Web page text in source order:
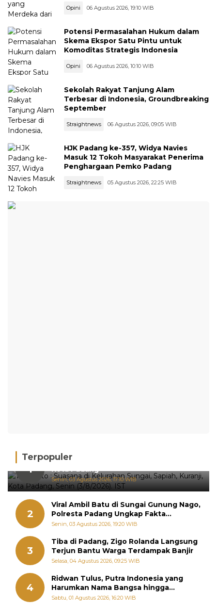
Opini 06 Agustus 2026, 19:10 WIB
Potensi Permasalahan Hukum dalam
Skema Ekspor Satu Pintu untuk
Komoditas Strategis Indonesia
Opini 06 Agustus 2026, 10:10 WIB
Sekolah Rakyat Tanjung Alam
Terbesar di Indonesia, Groundbreaking
September
Straightnews 06 Agustus 2026, 09:05 WIB
HJK Padang ke-357, Widya Navies
Masuk 12 Tokoh Masyarakat Penerima
Penghargaan Pemko Padang
Straightnews 05 Agustus 2026, 22:25 WIB
Terpopuler
1
Hujan Deras, 15 Titik Banjir Terdeteksi di
Kota Padang
Senin, 03 Agustus 2026, 17:10 WIB
2
Viral Ambil Batu di Sungai Gunung Nago,
Polresta Padang Ungkap Fakta
Sebenarnya
Senin, 03 Agustus 2026, 19:20 WIB
3
Tiba di Padang, Zigo Rolanda Langsung
Terjun Bantu Warga Terdampak Banjir
Selasa, 04 Agustus 2026, 09:25 WIB
4
Ridwan Tulus, Putra Indonesia yang
Harumkan Nama Bangsa hingga
Diabadikan dalam Buku Jepang
Sabtu, 01 Agustus 2026, 16:20 WIB